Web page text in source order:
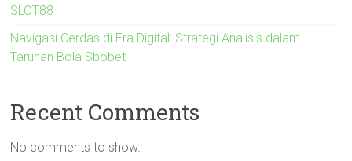
SLOT88
Navigasi Cerdas di Era Digital: Strategi Analisis dalam
Taruhan Bola Sbobet
Recent Comments
No comments to show.